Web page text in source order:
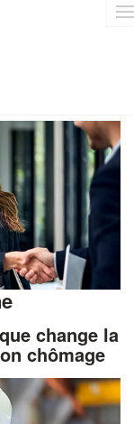
prélèvement à
change la
chômage